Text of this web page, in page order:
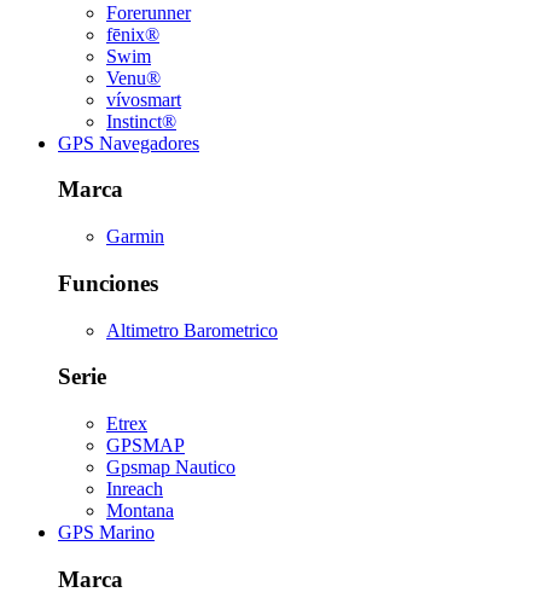
Forerunner
fēnix®
Swim
Venu®
vívosmart
Instinct®
GPS Navegadores
Marca
Garmin
Funciones
Altimetro Barometrico
Serie
Etrex
GPSMAP
Gpsmap Nautico
Inreach
Montana
GPS Marino
Marca